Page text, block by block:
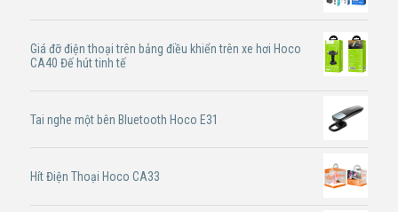
Giá đỡ điện thoại trên bảng điều khiển trên xe hơi Hoco
CA40 Đế hút tinh tế
Tai nghe một bên Bluetooth Hoco E31
Hít Điện Thoại Hoco CA33